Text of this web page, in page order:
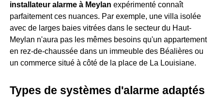
installateur alarme à Meylan expérimenté connaît
parfaitement ces nuances. Par exemple, une villa isolée
avec de larges baies vitrées dans le secteur du Haut-
Meylan n'aura pas les mêmes besoins qu'un appartement
en rez-de-chaussée dans un immeuble des Béalières ou
un commerce situé à côté de la place de La Louisiane.
Types de systèmes d'alarme adaptés